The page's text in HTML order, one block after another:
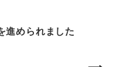
進められました